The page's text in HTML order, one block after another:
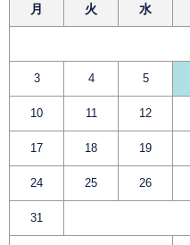
月 火 水
3 4 5
10 11 12
17 18 19
24 25 26
31